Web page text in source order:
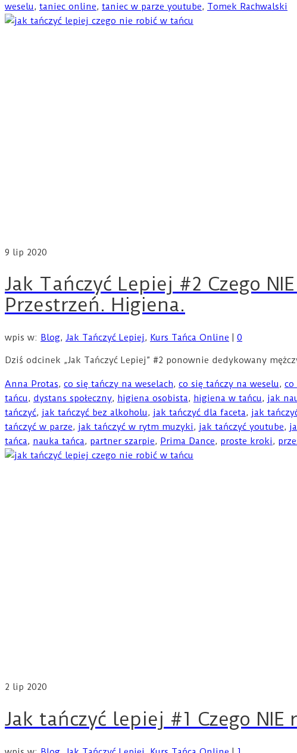
weselu, taniec online, taniec w parze youtube, Tomek Rachwalski
9 lip 2020
Jak Tańczyć Lepiej #2 Czego
Przestrzeń. Higiena.
wpis w: Blog, Jak Tańczyć Lepiej, Kurs Tańca Online 0
Dziś odcinek „Jak Tańczyć Lepiej” #2 ponownie dedykowany
Anna Protas, co się tańczy na weselach, co się tańczy na weselu, co
tańcu, dystans społeczny, higiena osobista, higiena w tańcu, jak
tańczyć, jak tańczyć bez alkoholu, jak tańczyć dla faceta, jak
tańczyć w parze, jak tańczyć w rytm muzyki, jak tańczyć youtube,
tańca, nauka tańca, partner szarpie, Prima Dance, proste kroki,
2 lip 2020
Jak tańczyć lepiej #1 Czego